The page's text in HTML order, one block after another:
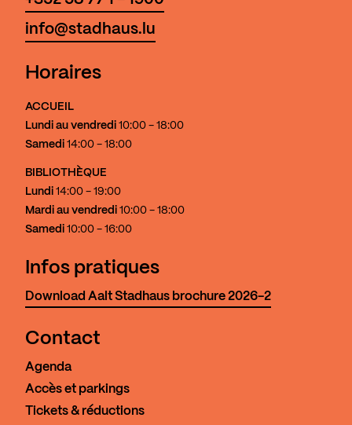
info@stadhaus.lu
Horaires
ACCUEIL
Lundi au vendredi 10:00 - 18:00
Samedi 14:00 - 18:00
BIBLIOTHÈQUE
Lundi 14:00 - 19:00
Mardi au vendredi 10:00 - 18:00
Samedi 10:00 - 16:00
Infos pratiques
Download Aalt Stadhaus brochure 2026-2
Contact
Agenda
Accès et parkings
Tickets & réductions